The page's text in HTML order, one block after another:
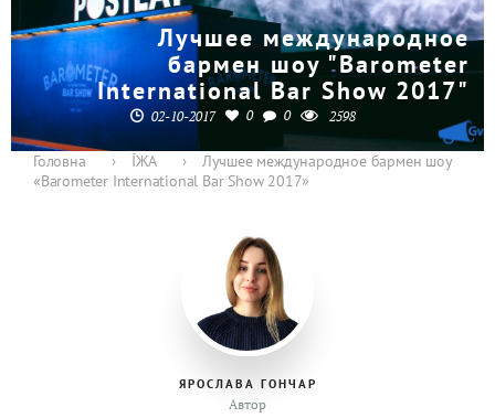
Лучшее международное
бармен шоу "Barometer
International Bar Show 2017"
02-10-2017 0 0 2598
Головна › ЇЖА ›
Лучшее международное бармен шоу
«Barometer International Bar Show 2017»
ЯРОСЛАВА ГОНЧАР
Автор